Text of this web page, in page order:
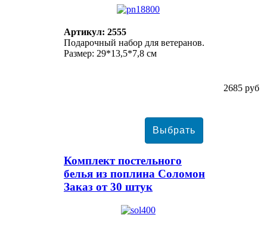
Артикул: 2555
Подарочный набор для ветеранов.
Размер: 29*13,5*7,8 см
2685 руб
Комплект постельного
белья из поплина Соломон
Заказ от 30 штук